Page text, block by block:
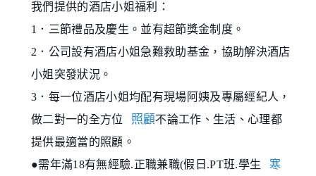
我們提供的酒店小姐福利：
1．三節禮品及慶生。並有超節獎金制度。
2．公司設有酒店小姐急難救助基金，協助解決酒店
小姐突發狀況。
3．每一位酒店小姐均配有現場阿姨及專屬經紀人，
做二對一的全方位
照顧不論工作、生活、心理都
提供最適當的照顧。
●需年滿18有無經驗.正職兼職(假日.PT班.學生
寒